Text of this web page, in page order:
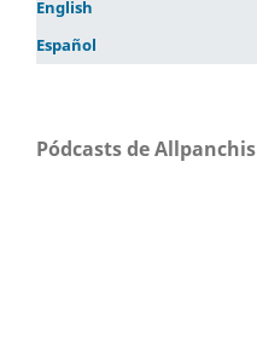
English
Español
Pódcasts de Allpanchis